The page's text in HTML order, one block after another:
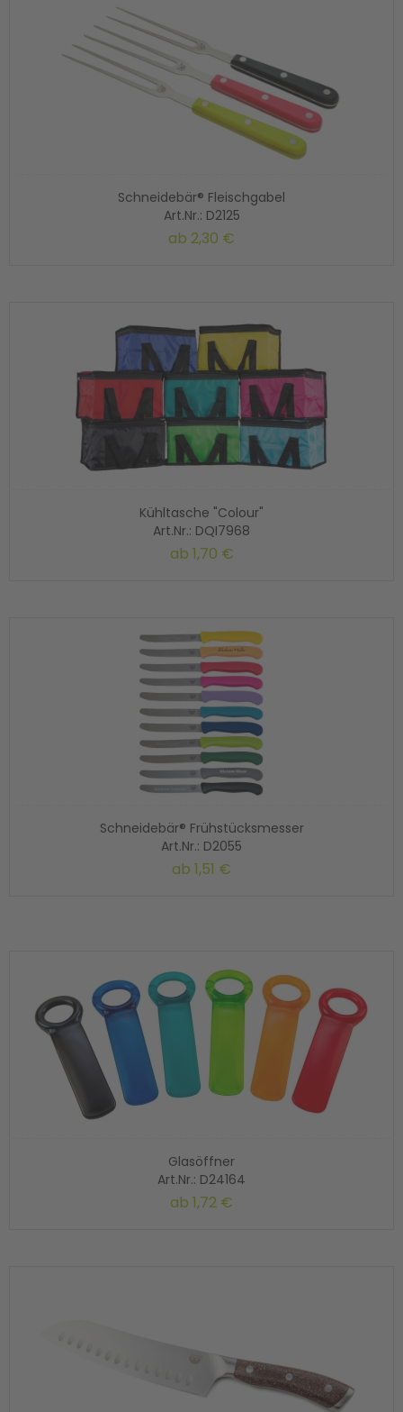
Schneidebär® Fleischgabel
Art.Nr.: D2125
ab 2,30 €
Kühltasche "Colour"
Art.Nr.: DQI7968
ab 1,70 €
Schneidebär® Frühstücksmesser
Art.Nr.: D2055
ab 1,51 €
Glasöffner
Art.Nr.: D24164
ab 1,72 €